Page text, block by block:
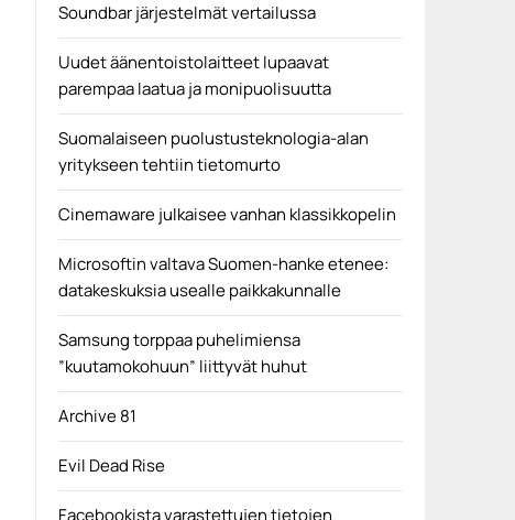
Soundbar järjestelmät vertailussa
Uudet äänentoistolaitteet lupaavat
parempaa laatua ja monipuolisuutta
Suomalaiseen puolustusteknologia-alan
yritykseen tehtiin tietomurto
Cinemaware julkaisee vanhan klassikkopelin
Microsoftin valtava Suomen-hanke etenee:
datakeskuksia usealle paikkakunnalle
Samsung torppaa puhelimiensa
”kuutamokohuun” liittyvät huhut
Archive 81
Evil Dead Rise
Facebookista varastettujen tietojen